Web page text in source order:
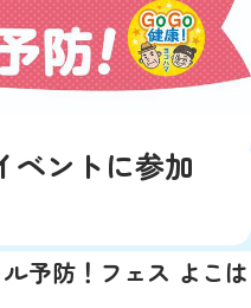
ベントに参加
予防！フェス よこは